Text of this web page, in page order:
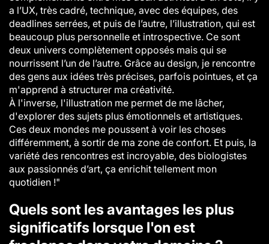
a l’UX, très cadré, technique, avec des équipes, des
deadlines serrées, et puis de l’autre, l’illustration, qui est
beaucoup plus personnelle et introspective. Ce sont
deux univers complètement opposés mais qui se
nourrissent l’un de l’autre. Grâce au design, je rencontre
des gens aux idées très précises, parfois pointues, et ça
m'apprend à structurer ma créativité.
À l'inverse, l'illustration me permet de me lâcher,
d'explorer des sujets plus émotionnels et artistiques.
Ces deux mondes me poussent à voir les choses
différemment, à sortir de ma zone de confort. Et puis, la
variété des rencontres est incroyable, des biologistes
aux passionnés d’art, ça enrichit tellement mon
quotidien !"
Quels sont les avantages les plus
significatifs lorsque l'on est